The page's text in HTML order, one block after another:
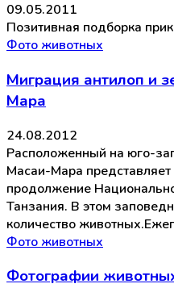
09.05.2011
Позитивная подборка
Фото животных
Миграция антилоп и
Мара
24.08.2012
Расположенный на юго-
Масаи-Мара представляет
продолжение
Танзания. В этом
количество
Фото животных
Фотографии